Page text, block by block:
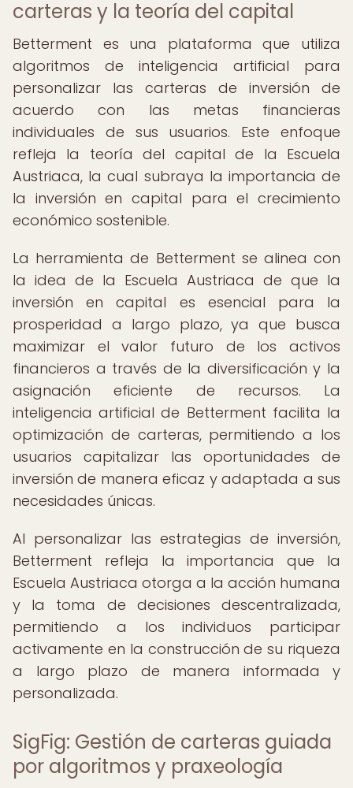
carteras y la teoría del capital
Betterment es una plataforma que utiliza
algoritmos de inteligencia artificial para
personalizar las carteras de inversión de
acuerdo con las metas financieras
individuales de sus usuarios. Este enfoque
refleja la teoría del capital de la Escuela
Austriaca, la cual subraya la importancia de
la inversión en capital para el crecimiento
económico sostenible.
La herramienta de Betterment se alinea con
la idea de la Escuela Austriaca de que la
inversión en capital es esencial para la
prosperidad a largo plazo, ya que busca
maximizar el valor futuro de los activos
financieros a través de la diversificación y la
asignación eficiente de recursos. La
inteligencia artificial de Betterment facilita la
optimización de carteras, permitiendo a los
usuarios capitalizar las oportunidades de
inversión de manera eficaz y adaptada a sus
necesidades únicas.
Al personalizar las estrategias de inversión,
Betterment refleja la importancia que la
Escuela Austriaca otorga a la acción humana
y la toma de decisiones descentralizada,
permitiendo a los individuos participar
activamente en la construcción de su riqueza
a largo plazo de manera informada y
personalizada.
SigFig: Gestión de carteras guiada
por algoritmos y praxeología